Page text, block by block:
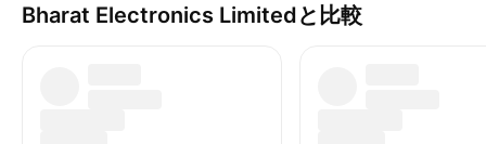
Bharat Electronics Limitedと比較